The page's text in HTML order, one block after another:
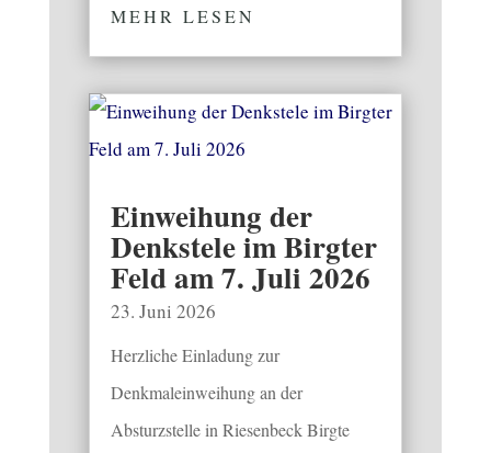
MEHR LESEN
Einweihung der
Denkstele im Birgter
Feld am 7. Juli 2026
23. Juni 2026
Herzliche Einladung zur
Denkmaleinweihung an der
Absturzstelle in Riesenbeck Birgte